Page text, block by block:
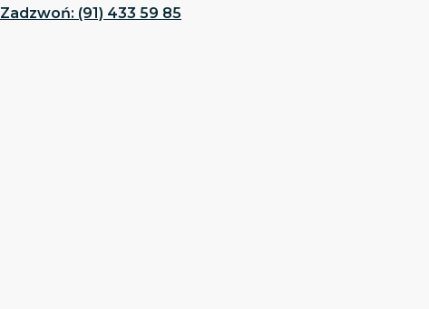
Zadzwoń: (91) 433 59 85